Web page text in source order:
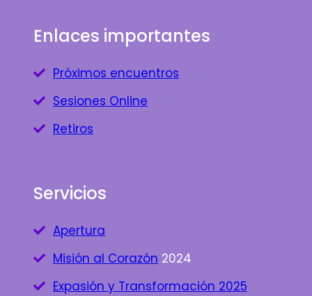
Enlaces importantes
Próximos encuentros
Sesiones Online
Retiros
Servicios
Apertura
Misión al Corazón 2024
Expasión y Transformación 2025